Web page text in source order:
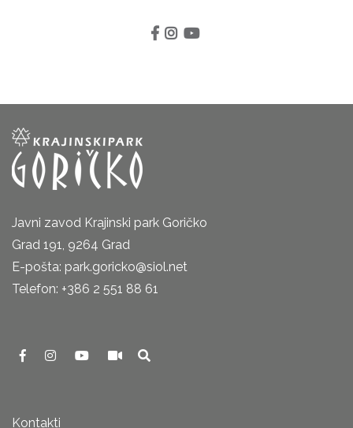
Javni zavod Krajinski park Goričko
Grad 191, 9264 Grad
E-pošta: park.goricko@siol.net
Telefon: +386 2 551 88 61
Kontakti